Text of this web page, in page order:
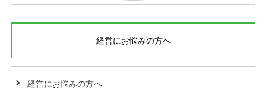
経営にお悩みの方へ
経営にお悩みの方へ